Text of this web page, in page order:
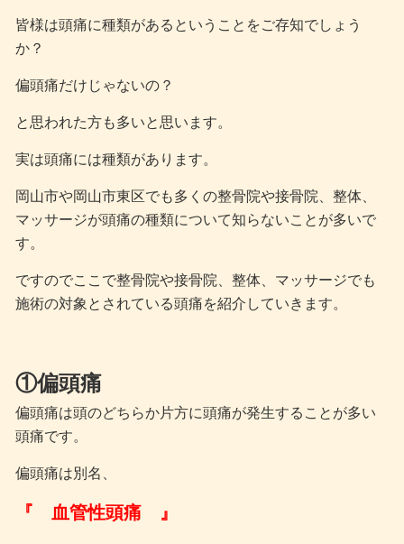
皆様は頭痛に種類があるということをご存知でしょう
か？
偏頭痛だけじゃないの？
と思われた方も多いと思います。
実は頭痛には種類があります。
岡山市や岡山市東区でも多くの整骨院や接骨院、整体、
マッサージが頭痛の種類について知らないことが多いで
す。
ですのでここで整骨院や接骨院、整体、マッサージでも
施術の対象とされている頭痛を紹介していきます。
①偏頭痛
偏頭痛は頭のどちらか片方に頭痛が発生することが多い
頭痛です。
偏頭痛は別名、
『 血管性頭痛 』